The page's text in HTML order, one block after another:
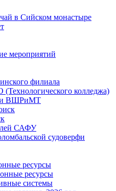
в Сийском монастыре
мероприятий
филиала
колледжа)
ВШРиМТ
САФУ
судоверфи
ресурсы
ресурсы
системы